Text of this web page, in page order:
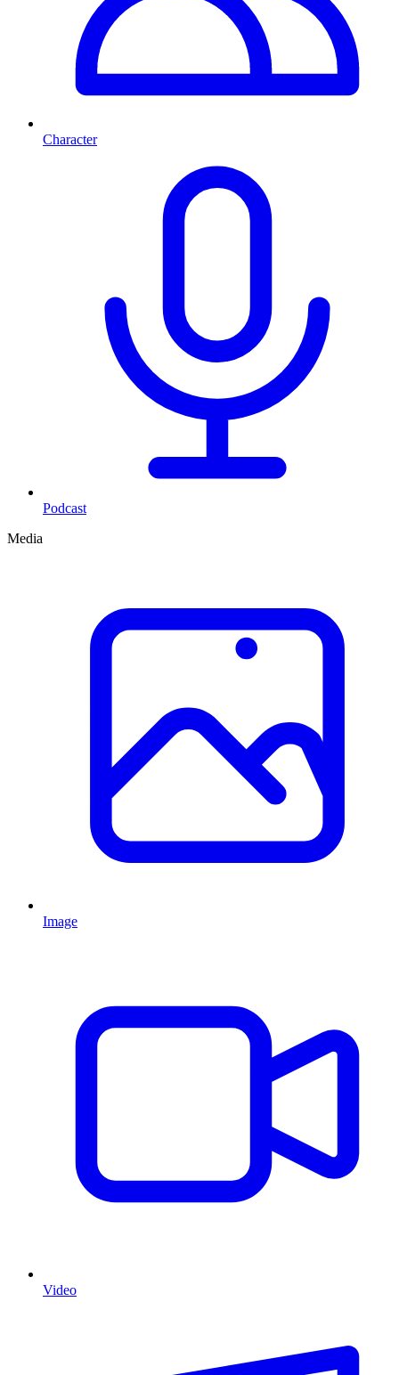
Character
Podcast
Media
Image
Video